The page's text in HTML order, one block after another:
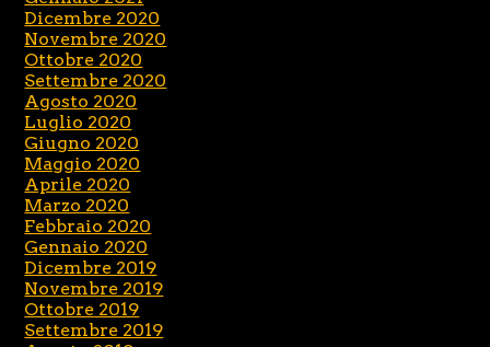
Dicembre 2020
Novembre 2020
Ottobre 2020
Settembre 2020
Agosto 2020
Luglio 2020
Giugno 2020
Maggio 2020
Aprile 2020
Marzo 2020
Febbraio 2020
Gennaio 2020
Dicembre 2019
Novembre 2019
Ottobre 2019
Settembre 2019